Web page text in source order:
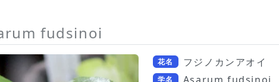
fudsinoi
花名 フジノカンアオイ
学名 Asarum fudsinoi